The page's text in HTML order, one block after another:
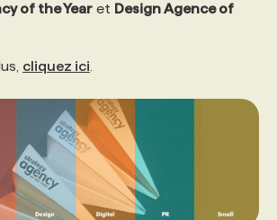
of the Year et Design Agence of
cliquez ici